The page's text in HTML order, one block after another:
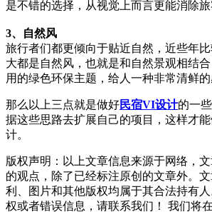
是不错的选择，从视觉上而言更能消除旅
3、自然风
旅行者们都更倾向于贴近自然，近些年比
大都是自然风，也就是和自然景观相结
用的绿色环保主题，给人一种非常清鲜的
那么以上三点就是做好民宿VI设计的一
据这些思路去扩展自己的项目，这样才
计。
版权声明：以上文章信息来源于网络，
的观点，除了已经标注原创的文章外。
利、图片和其他版权均属于其合法持有
权或者错误信息，请联系我们！ 我们将